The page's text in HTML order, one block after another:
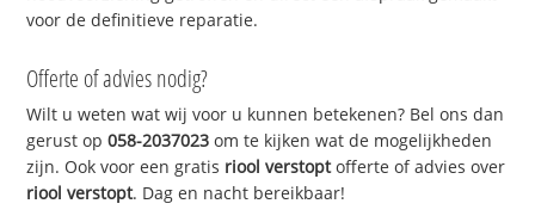
voor de definitieve reparatie.
Offerte of advies nodig?
Wilt u weten wat wij voor u kunnen betekenen? Bel ons dan
gerust op058-2037023 om te kijken wat de mogelijkheden
zijn. Ook voor een gratis riool verstoptofferte of advies over
riool verstopt. Dag en nacht bereikbaar!